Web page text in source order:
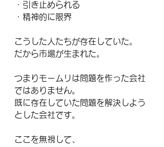
・引き止められる
・精神的に限界
こうした人たちが存在していた。
だから市場が生まれた。
つまりモームリは問題を作った会社
ではありません。
既に存在していた問題を解決しよう
とした会社です。
ここを無視して、